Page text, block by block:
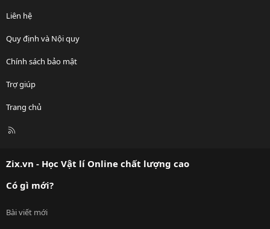
Liên hệ
Quy định và Nội quy
Chính sách bảo mật
Trợ giúp
Trang chủ
R
Zix.vn - Học Vật lí Online chất lượng cao
Có gì mới?
Bài viết mới